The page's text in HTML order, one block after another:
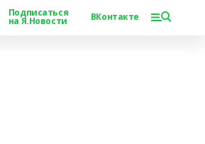
Подписаться
на Я.Новости ВКонтакте